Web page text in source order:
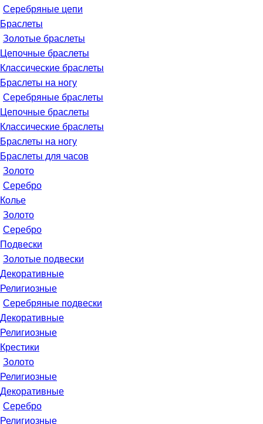
Серебряные цепи
Браслеты
Золотые браслеты
Цепочные браслеты
Классические браслеты
Браслеты на ногу
Серебряные браслеты
Цепочные браслеты
Классические браслеты
Браслеты на ногу
Браслеты для часов
Золото
Серебро
Колье
Золото
Серебро
Подвески
Золотые подвески
Декоративные
Религиозные
Серебряные подвески
Декоративные
Религиозные
Крестики
Золото
Религиозные
Декоративные
Серебро
Религиозные